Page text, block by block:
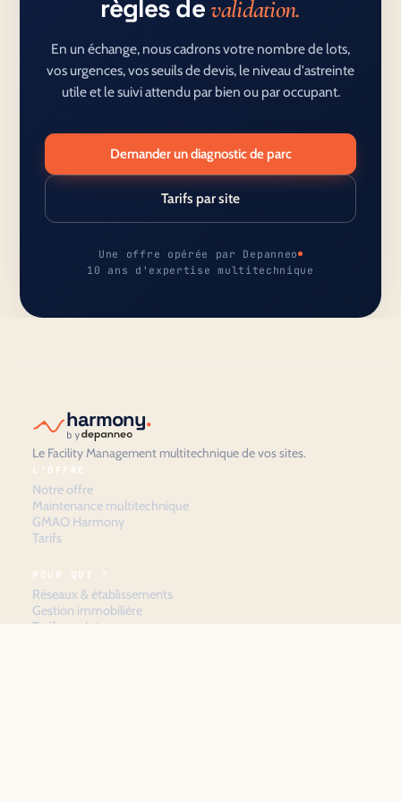
règles devalidation.
En un échange, nous cadrons votre nombre de lots,
vos urgences, vos seuils de devis, le niveau d'astreinte
utile et le suivi attendu par bien ou par occupant.
Demander un diagnostic de parc
Tarifs par site
Une offre opérée par Depanneo
10 ans d'expertise multitechnique
harmony.
by
Le Facility Management multitechnique de vos sites.
L'OFFRE
Notre offre
Maintenance multitechnique
GMAO Harmony
Tarifs
POUR QUI ?
Réseaux & établissements
Gestion immobilière
Tarifs par lot